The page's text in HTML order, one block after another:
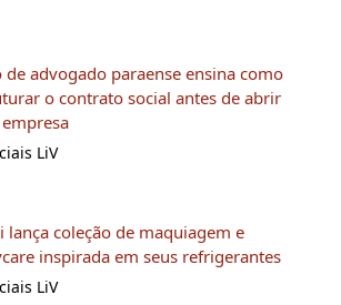
de advogado paraense ensina como
o contrato social antes de abrir
LiV
lança coleção de maquiagem e
inspirada em seus refrigerantes
LiV